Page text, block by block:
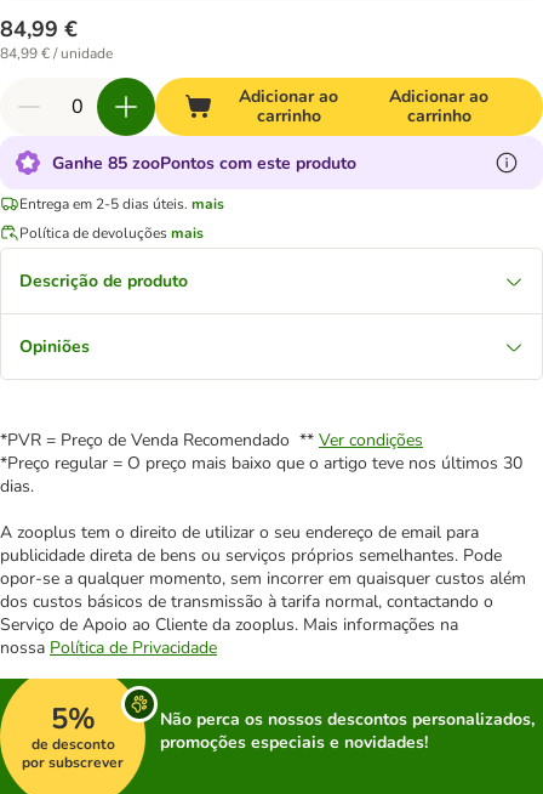
84,99 €
84,99 € / unidade
Adicionar ao
carrinho
Adicionar ao
carrinho
Ganhe 85 zooPontos com este produto
Entrega em 2-5 dias úteis. mais
Política de devoluçõesmais
Descrição de produto
Opiniões
*PVR = Preço de Venda Recomendado ** Ver condições
*Preço regular = O preço mais baixo que o artigo teve nos últimos 30
dias.
A zooplus tem o direito de utilizar o seu endereço de email para
publicidade direta de bens ou serviços próprios semelhantes. Pode
opor-se a qualquer momento, sem incorrer em quaisquer custos além
dos custos básicos de transmissão à tarifa normal, contactando o
Serviço de Apoio ao Cliente da zooplus. Mais informações na
nossa Política de Privacidade
5%
de desconto
por subscrever
Não perca os nossos descontos personalizados,
promoções especiais e novidades!